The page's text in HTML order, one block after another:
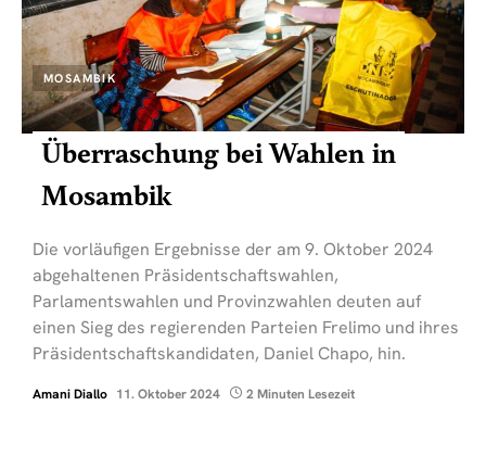
MOSAMBIK
Überraschung bei Wahlen in
Mosambik
Die vorläufigen Ergebnisse der am 9. Oktober 2024
abgehaltenen Präsidentschaftswahlen,
Parlamentswahlen und Provinzwahlen deuten auf
einen Sieg des regierenden Parteien Frelimo und ihres
Präsidentschaftskandidaten, Daniel Chapo, hin.
Amani Diallo 11. Oktober 2024 2 Minuten Lesezeit